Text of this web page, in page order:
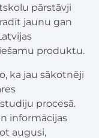
pārstāvji
jaunu gan
produktu.
ka jau sākotnēji
procesā.
informācijas
augusi,